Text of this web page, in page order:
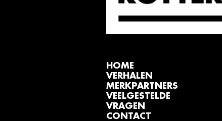
HOME
VERHALEN
MERKPARTNERS
VEELGESTELDE
VRAGEN
CONTACT